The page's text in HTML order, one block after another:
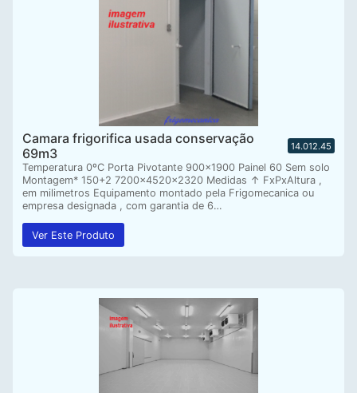
Camara frigorifica usada conservação
69m3
14.012.45
Temperatura 0ºC Porta Pivotante 900×1900 Painel 60 Sem solo
Montagem* 150+2 7200x4520x2320 Medidas ↑ FxPxAltura ,
em milimetros Equipamento montado pela Frigomecanica ou
empresa designada , com garantia de 6…
Ver Este Produto